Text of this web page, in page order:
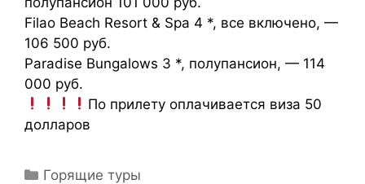
Filao Beach Resort & Spa 4 *, все включено, —
106 500 руб.
Paradise Bungalows 3 *, полупансион, — 114
000 руб.
По прилету оплачивается виза 50
долларов
Горящие туры